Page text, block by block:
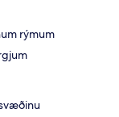
rýmum